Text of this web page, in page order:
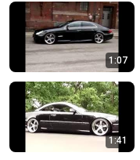
1:07
1:41